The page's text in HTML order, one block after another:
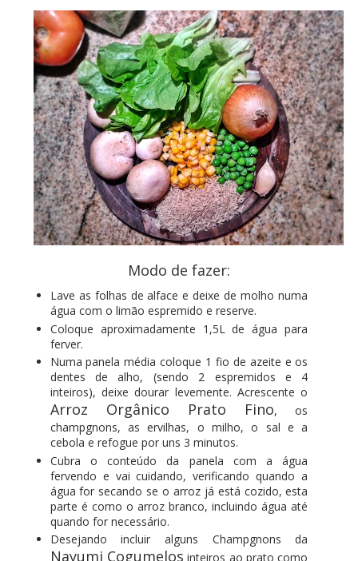
Modo de fazer:
Lave as folhas de alface e deixe de molho numa
água com o limão espremido e reserve.
Coloque aproximadamente 1,5L de água para
ferver.
Numa panela média coloque 1 fio de azeite e os
dentes de alho, (sendo 2 espremidos e 4
inteiros), deixe dourar levemente. Acrescente o
Arroz Orgânico Prato Fino, os
champgnons, as ervilhas, o milho, o sal e a
cebola e refogue por uns 3 minutos.
Cubra o conteúdo da panela com a água
fervendo e vai cuidando, verificando quando a
água for secando se o arroz já está cozido, esta
parte é como o arroz branco, incluindo água até
quando for necessário.
Desejando incluir alguns Champgnons da
Nayumi Cogumelos inteiros ao prato como